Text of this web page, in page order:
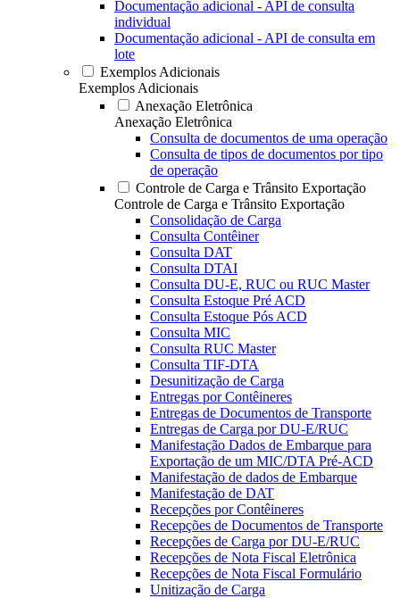
Documentação adicional - API de consulta
individual
Documentação adicional - API de consulta em
lote
Exemplos Adicionais
Exemplos Adicionais
Anexação Eletrônica
Anexação Eletrônica
Consulta de documentos de uma operação
Consulta de tipos de documentos por tipo
de operação
Controle de Carga e Trânsito Exportação
Controle de Carga e Trânsito Exportação
Consolidação de Carga
Consulta Contêiner
Consulta DAT
Consulta DTAI
Consulta DU-E, RUC ou RUC Master
Consulta Estoque Pré ACD
Consulta Estoque Pós ACD
Consulta MIC
Consulta RUC Master
Consulta TIF-DTA
Desunitização de Carga
Entregas por Contêineres
Entregas de Documentos de Transporte
Entregas de Carga por DU-E/RUC
Manifestação Dados de Embarque para
Exportação de um MIC/DTA Pré-ACD
Manifestação de dados de Embarque
Manifestação de DAT
Recepções por Contêineres
Recepções de Documentos de Transporte
Recepções de Carga por DU-E/RUC
Recepções de Nota Fiscal Eletrônica
Recepções de Nota Fiscal Formulário
Unitização de Carga